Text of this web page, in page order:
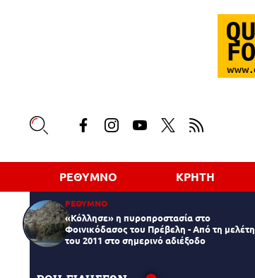
ΡΕΘΥΜΝΟ ΚΡΗΤΗ
ΡΕΘΥΜΝΟ
«Κόλλησε» η πυροπροστασία στο
Φοινικόδασος του Πρέβελη - Από τη μελέτη
του 2011 στο σημερινό αδιέξοδο